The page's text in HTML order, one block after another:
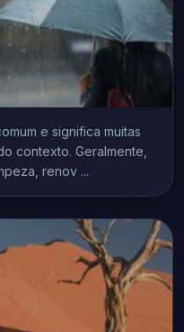
e significa muitas
contexto. Geralmente,
renov ...